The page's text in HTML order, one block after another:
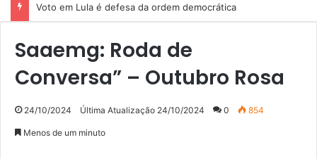
Voto em Lula é defesa da ordem democrática
Saaemg: Roda de
Conversa” – Outubro Rosa
24/10/2024 Última Atualização 24/10/2024 0 854
Menos de um minuto